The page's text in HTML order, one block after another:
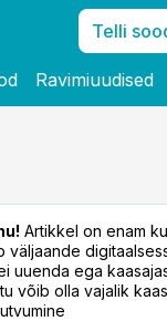
Telli
Ravimiuudised
Artikkel on enam
väljaande
uuenda ega
võib olla vajalik